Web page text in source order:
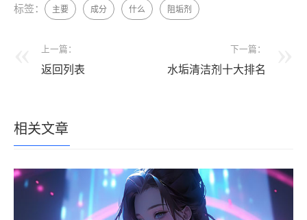
标签： 主要 成分 什么 阻垢剂
上一篇：
返回列表
下一篇：
水垢清洁剂十大排名
相关文章